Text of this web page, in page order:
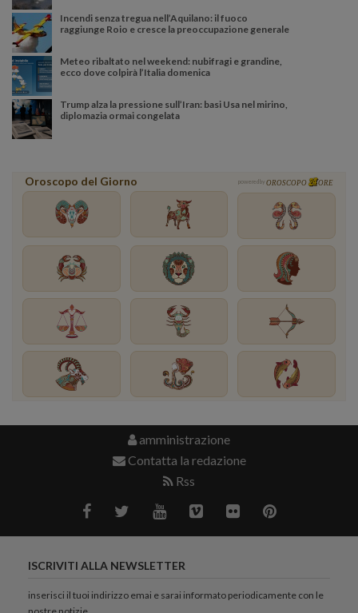
Incendi senza tregua nell’Aquilano: il fuoco
raggiunge Roio e cresce la preoccupazione generale
Meteo ribaltato nel weekend: nubifragi e grandine,
ecco dove colpirà l’Italia domenica
Trump alza la pressione sull’Iran: basi Usa nel mirino,
diplomazia ormai congelata
Oroscopo del Giorno powered by OROSCOPO ORE
amministrazione
Contatta la redazione
Rss
ISCRIVITI ALLA NEWSLETTER
inserisci il tuoi indirizzo emai e sarai informato periodicamente con le